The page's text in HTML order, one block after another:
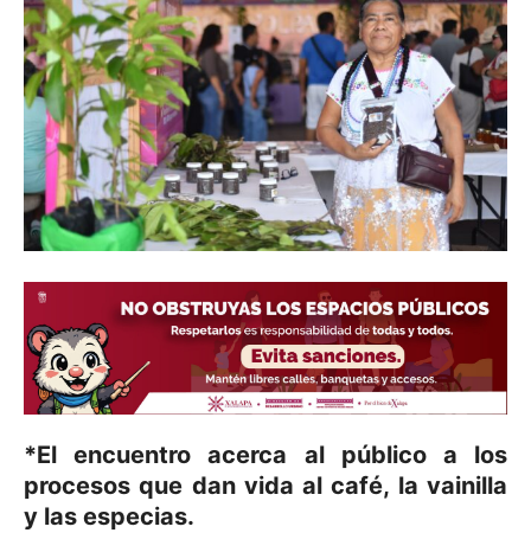
*El encuentro acerca al público a los
procesos que dan vida al café, la vainilla
y las especias.